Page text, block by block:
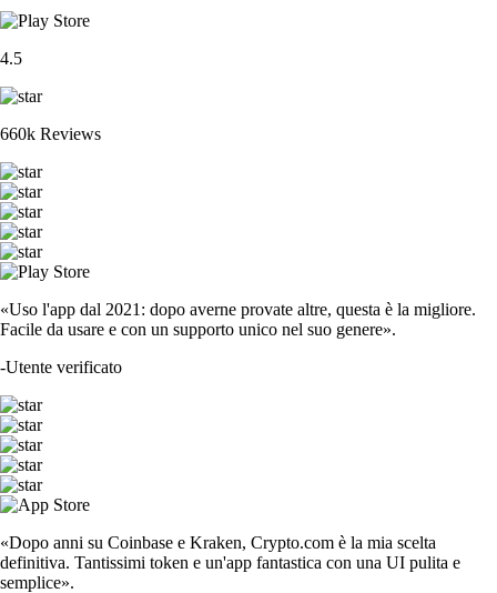
4.5
660k Reviews
«Uso l'app dal 2021: dopo averne provate altre, questa è la migliore.
Facile da usare e con un supporto unico nel suo genere».
-Utente verificato
«Dopo anni su Coinbase e Kraken, Crypto.com è la mia scelta
definitiva. Tantissimi token e un'app fantastica con una UI pulita e
semplice».